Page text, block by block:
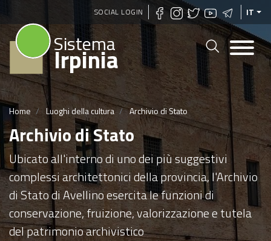
Salta
al
contenuto
principale
SOCIAL LOGIN IT
Sistema
Irpinia
Home Luoghi della cultura Archivio di Stato
Archivio di Stato
Ubicato all'interno di uno dei più suggestivi
complessi architettonici della provincia, l'Archivio
di Stato di Avellino esercita le funzioni di
conservazione, fruizione, valorizzazione e tutela
del patrimonio archivistico